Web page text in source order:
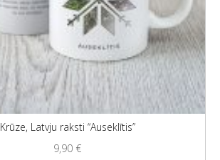
Krūze, Latvju raksti “Auseklītis”
9,90 €